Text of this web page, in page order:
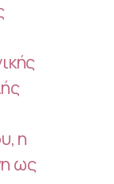
η
ως